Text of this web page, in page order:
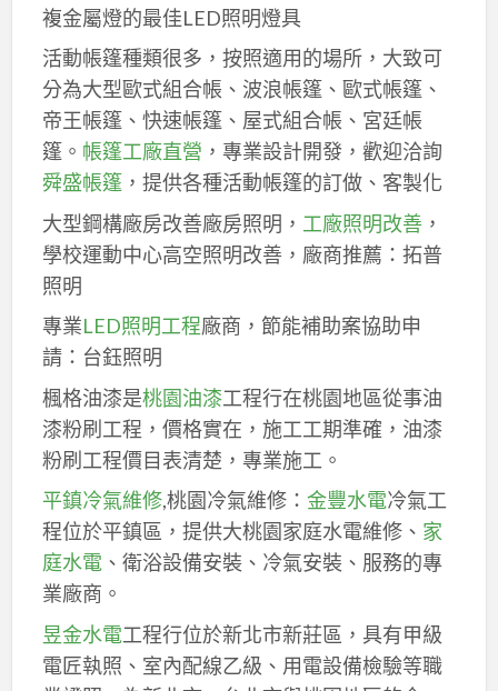
複金屬燈的最佳LED照明燈具
活動帳篷種類很多，按照適用的場所，大致可
分為大型歐式組合帳、波浪帳篷、歐式帳篷、
帝王帳篷、快速帳篷、屋式組合帳、宮廷帳
篷。 帳篷工廠直營 ，專業設計開發，歡迎洽詢
舜盛帳篷，提供各種活動帳篷的訂做、客製化
大型鋼構廠房改善廠房照明， 工廠照明改善，
學校運動中心高空照明改善，廠商推薦：拓普
照明
專業LED照明工程廠商，節能補助案協助申
請：台鈺照明
楓格油漆是桃園油漆工程行在桃園地區從事油
漆粉刷工程，價格實在，施工工期準確，油漆
粉刷工程價目表清楚，專業施工。
平鎮冷氣維修,桃園冷氣維修： 金豐水電冷氣工
程位於平鎮區，提供大桃園家庭水電維修、 家
庭水電、衛浴設備安裝、冷氣安裝、服務的專
業廠商。
昱金水電工程行位於新北市新莊區，具有甲級
電匠執照、室內配線乙級、用電設備檢驗等職